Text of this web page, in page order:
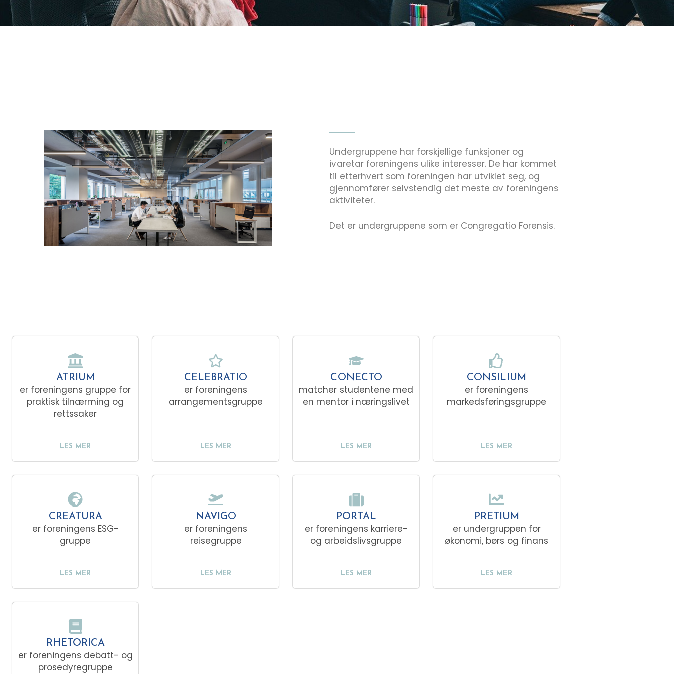
Undergruppene har forskjellige funksjoner og
ivaretar foreningens ulike interesser. De har kommet
til etterhvert som foreningen har utviklet seg, og
gjennomfører selvstendig det meste av foreningens
aktiviteter.
Det er undergruppene som er Congregatio Forensis.
ATRIUM
er foreningens gruppe for
praktisk tilnærming og
rettssaker
LES MER
CELEBRATIO
er foreningens
arrangementsgruppe
LES MER
CONECTO
matcher studentene med
en mentor i næringslivet
LES MER
CONSILIUM
er foreningens
markedsføringsgruppe
LES MER
CREATURA
er foreningens ESG-
gruppe
LES MER
NAVIGO
er foreningens
reisegruppe
LES MER
PORTAL
er foreningens karriere-
og arbeidslivsgruppe
LES MER
PRETIUM
er undergruppen for
økonomi, børs og finans
LES MER
RHETORICA
er foreningens debatt- og
prosedyregruppe